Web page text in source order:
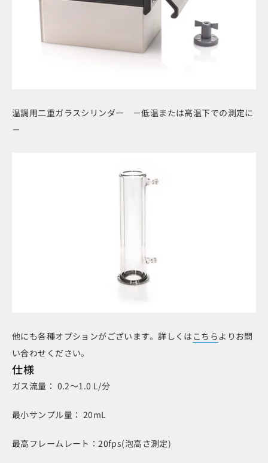
温調用二重ガラスシリンダー －低温または高温下での測定に
－
他にも各種オプションがございます。詳しくは こちらよりお問
い合わせください。
仕様
ガス流量： 0.2～1.0 L/分
最小サンプル量： 20mL
最高フレームレート：20fps(泡高さ測定)